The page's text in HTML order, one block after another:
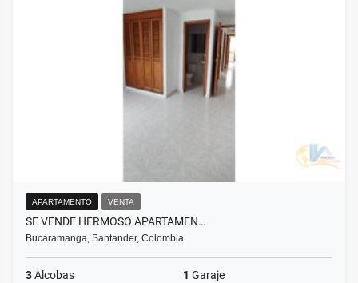
APARTAMENTO VENTA
SE VENDE HERMOSO APARTAMEN…
Bucaramanga, Santander, Colombia
3Alcobas 1 Garaje